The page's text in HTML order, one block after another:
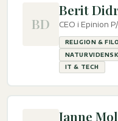
BD
Berit
CEO i Epinion
RELIGION &
IT & TECH
Janne